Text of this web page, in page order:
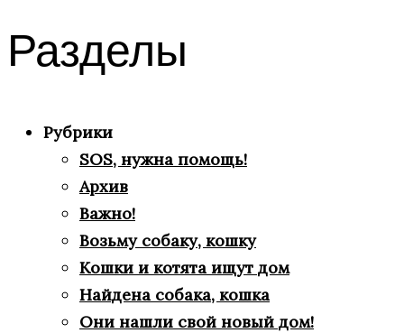
Разделы
Рубрики
SOS, нужна помощь!
Архив
Важно!
Возьму собаку, кошку
Кошки и котята ищут дом
Найдена собака, кошка
Они нашли свой новый дом!